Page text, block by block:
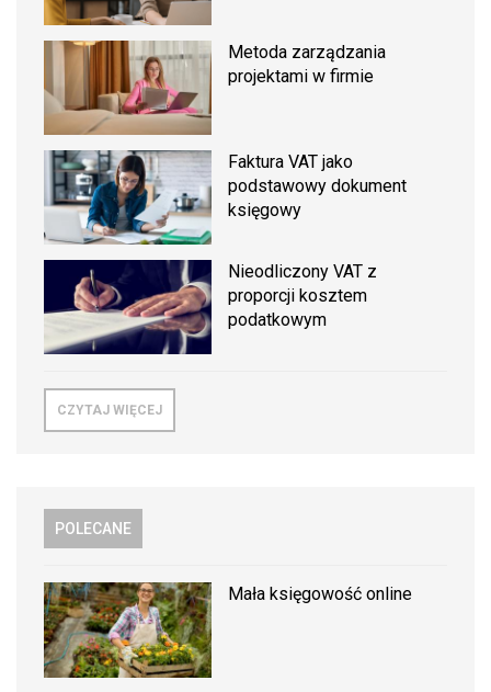
Metoda zarządzania
projektami w firmie
Faktura VAT jako
podstawowy dokument
księgowy
Nieodliczony VAT z
proporcji kosztem
podatkowym
CZYTAJ WIĘCEJ
POLECANE
Mała księgowość online